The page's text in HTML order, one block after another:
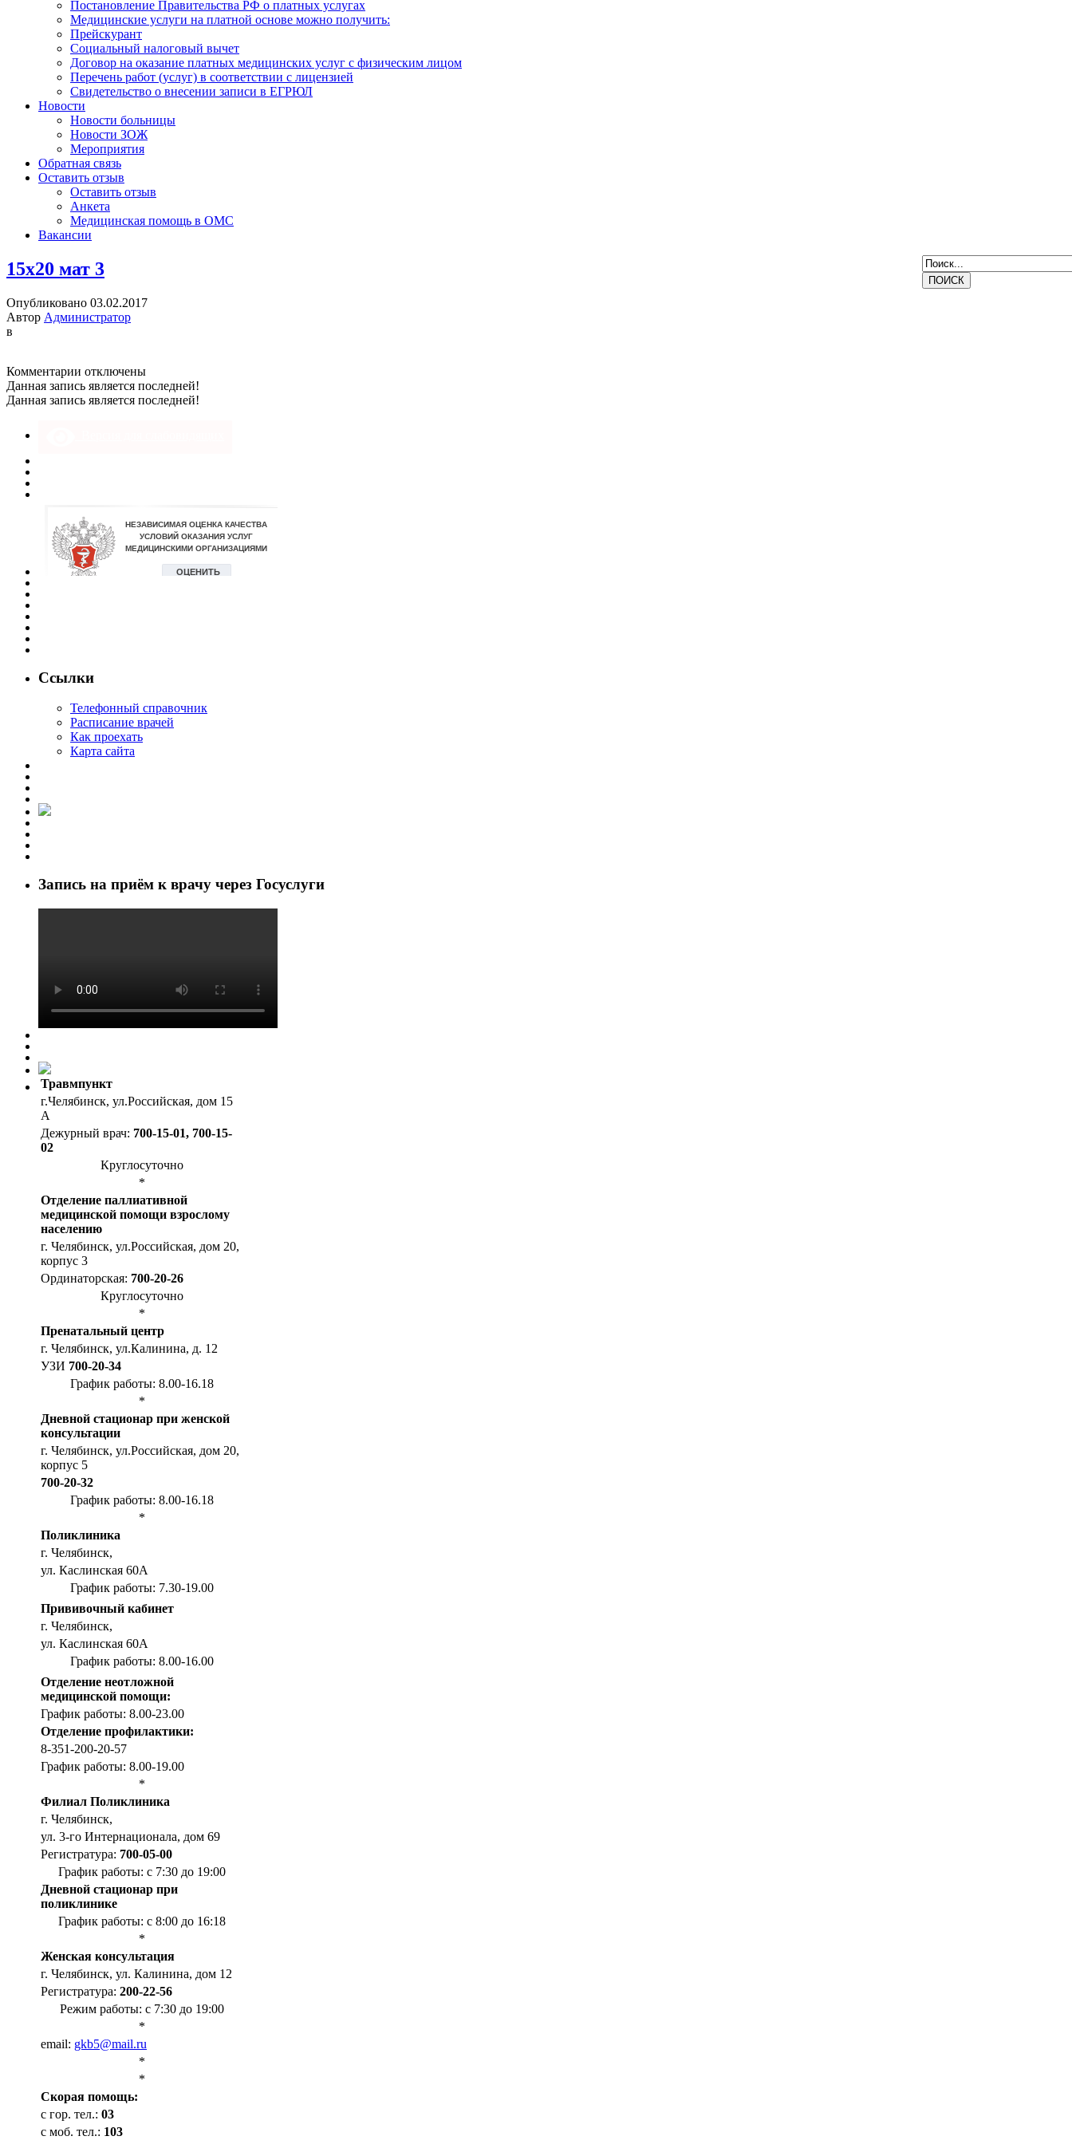
Постановление Правительства РФ о платных услугах
Медицинские услуги на платной основе можно получить:
Прейскурант
Социальный налоговый вычет
Договор на оказание платных медицинских услуг с физическим лицом
Перечень работ (услуг) в соответствии с лицензией
Свидетельство о внесении записи в ЕГРЮЛ
Новости
Новости больницы
Новости ЗОЖ
Мероприятия
Обратная связь
Оставить отзыв
Оставить отзыв
Анкета
Медицинская помощь в ОМС
Вакансии
15х20 мат 3
Опубликовано 03.02.2017
Автор Администратор
в
Комментарии к
записи
15х20
отключены
Данная запись является последней!
Данная запись является последней!
Ссылки
Телефонный справочник
Расписание врачей
Как проехать
Карта сайта
Запись на приём к врачу через Госуслуги
Травмпункт
г.Челябинск, ул.Российская, дом 15
А
Дежурный врач: 700-15-01, 700-15-
02
Круглосуточно
*
Отделение паллиативной
медицинской помощи взрослому
населению
г. Челябинск, ул.Российская, дом 20,
корпус 3
Ординаторская: 700-20-26
Круглосуточно
*
Пренатальный центр
г. Челябинск, ул.Калинина, д. 12
УЗИ 700-20-34
График работы: 8.00-16.18
*
Дневной стационар при женской
консультации
г. Челябинск, ул.Российская, дом 20,
корпус 5
700-20-32
График работы: 8.00-16.18
*
Поликлиника
г. Челябинск,
ул. Каслинская 60А
График работы: 7.30-19.00
Прививочный кабинет
г. Челябинск,
ул. Каслинская 60А
График работы: 8.00-16.00
Отделение неотложной
медицинской помощи:
График работы: 8.00-23.00
Отделение профилактики:
8-351-200-20-57
График работы: 8.00-19.00
*
Филиал Поликлиника
г. Челябинск,
ул. 3-го Интернационала, дом 69
Регистратура: 700-05-00
График работы: с 7:30 до 19:00
Дневной стационар при
поликлинике
График работы: с 8:00 до 16:18
*
Женская консультация
г. Челябинск, ул. Калинина, дом 12
Регистратура: 200-22-56
Режим работы: с 7:30 до 19:00
*
email: gkb5@mail.ru
*
*
Cкорая помощь:
с гор. тел.: 03
с моб. тел.: 103